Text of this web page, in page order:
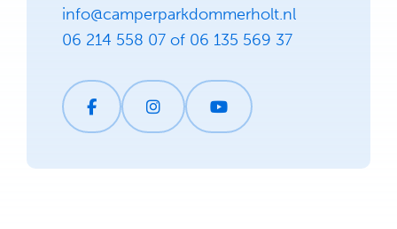
info@camperparkdommerholt.nl
06 214 558 07 of 06 135 569 37